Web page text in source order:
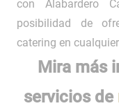
con Alabardero
posibilidad de
catering en
Mira más
servicios de